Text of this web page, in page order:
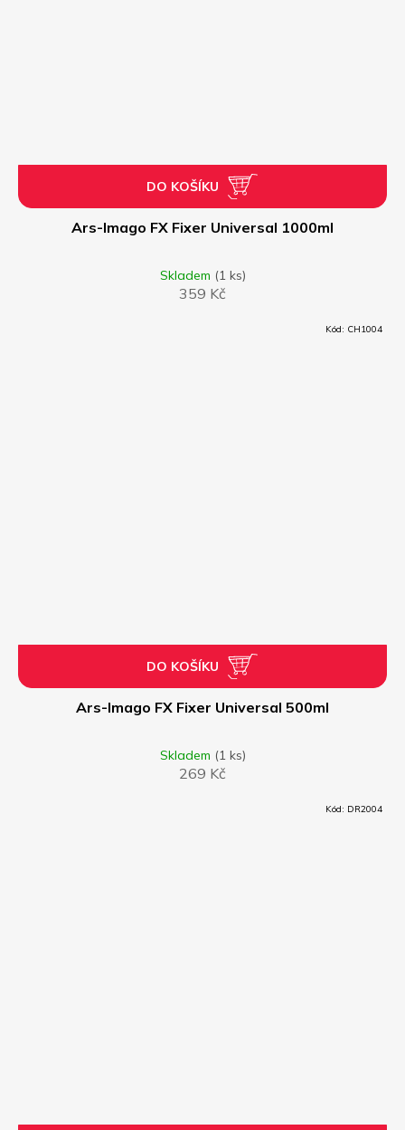
Ars-Imago FX Fixer Universal 1000ml
Skladem (1 ks)
359 Kč
DO KOŠÍKU
Ars-Imago FX Fixer Universal 500ml
Skladem (1 ks)
269 Kč
DO KOŠÍKU
Kód: CH1004
Kód: DR2004